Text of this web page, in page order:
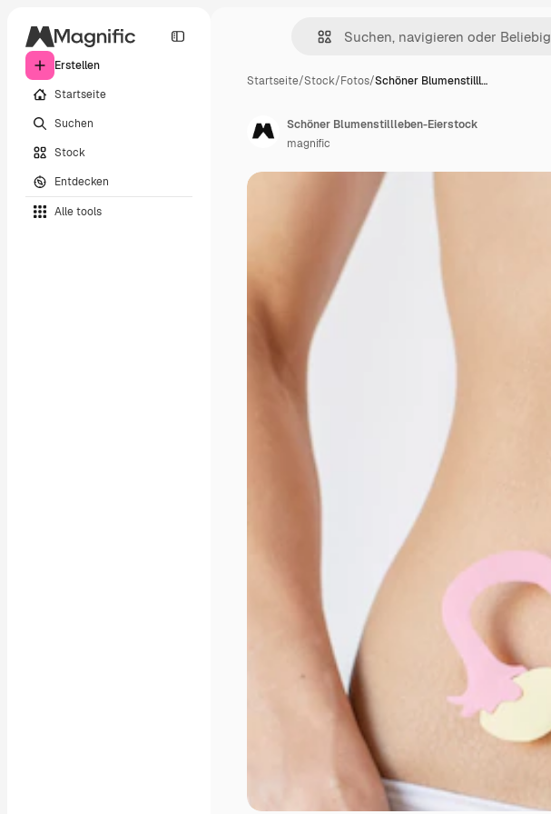
Erstellen
Startseite
Suchen
Stock
Entdecken
Alle tools
Startseite/Stock/Fotos/Schöner Blumenstilll…
Schöner Blumenstillleben-Eierstock
magnific